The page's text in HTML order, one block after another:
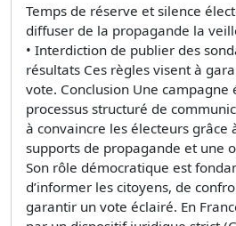
Temps de réserve et silence
diffuser de la propagande la
• Interdiction de publier des
résultats Ces règles visent à
vote. Conclusion Une campagne
processus structuré de
à convaincre les électeurs grâce
supports de propagande et une
Son rôle démocratique est
d’informer les citoyens, de
garantir un vote éclairé. En